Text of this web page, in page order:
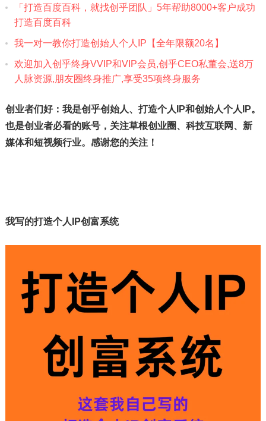
「打造百度百科，就找创乎团队」5年帮助8000+客户成功
打造百度百科
我一对一教你打造创始人个人IP【全年限额20名】
欢迎加入创乎终身VVIP和VIP会员,创乎CEO私董会,送8万
人‮脉‬资源,朋友圈终身推广,享受35项终身服务‎
创业者们好：我是创乎创始人、打造个人IP和创始人个人IP。
也是创业者必看的账号，关注草根创业圈、科技互联网、新
媒体和短视频行业。感谢您的关注！
我写的打造个人IP创富系统